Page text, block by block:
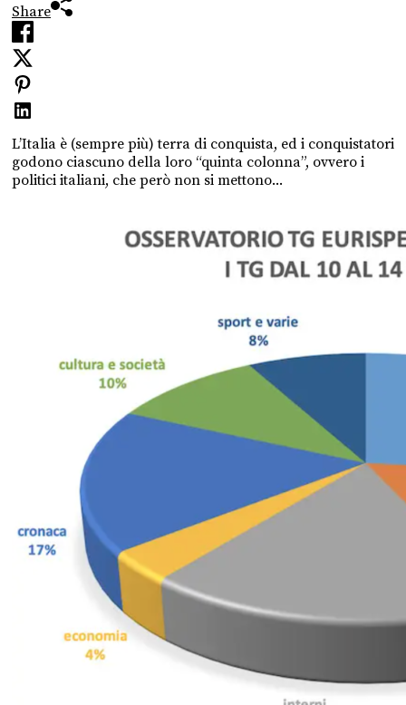
Share
L’Italia è (sempre più) terra di conquista, ed i conquistatori
godono ciascuno della loro “quinta colonna”, ovvero i
politici italiani, che però non si mettono...